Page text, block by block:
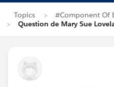
Topics
#Component Of
Question de Mary Sue